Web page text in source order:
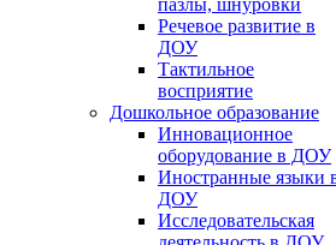
пазлы, шнуровки
Речевое развитие в
ДОУ
Тактильное
восприятие
Дошкольное образование
Инновационное
оборудование в ДОУ
Иностранные языки
ДОУ
Исследовательская